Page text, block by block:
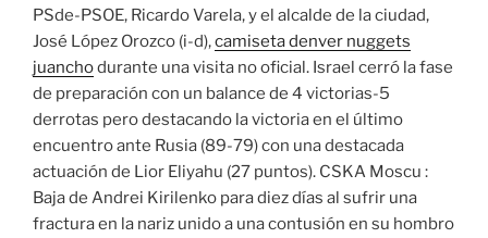
PSde-PSOE, Ricardo Varela, y el alcalde de la ciudad,
José López Orozco (i-d),camiseta denver nuggets
juanchodurante una visita no oficial. Israel cerró la fase
de preparación con un balance de 4 victorias-5
derrotas pero destacando la victoria en el último
encuentro ante Rusia (89-79) con una destacada
actuación de Lior Eliyahu (27 puntos). CSKA Moscu :
Baja de Andrei Kirilenko para diez días al sufrir una
fractura en la nariz unido a una contusión en su hombro